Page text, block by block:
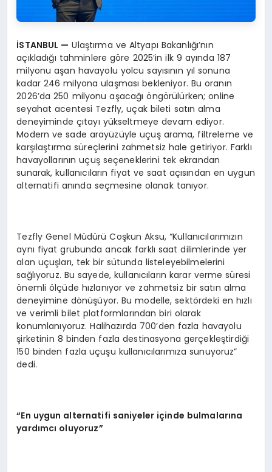
İSTANBUL — Ulaştırma ve Altyapı Bakanlığı’nın
açıkladığı tahminlere göre 2025’in ilk 9 ayında 187
milyonu aşan havayolu yolcu sayısının yıl sonuna
kadar 246 milyona ulaşması bekleniyor. Bu oranın
2026’da 250 milyonu aşacağı öngörülürken; online
seyahat acentesi Tezfly, uçak bileti satın alma
deneyiminde çıtayı yükseltmeye devam ediyor.
Modern ve sade arayüzüyle uçuş arama, filtreleme ve
karşılaştırma süreçlerini zahmetsiz hale getiriyor. Farklı
havayollarının uçuş seçeneklerini tek ekrandan
sunarak, kullanıcıların fiyat ve saat açısından en uygun
alternatifi anında seçmesine olanak tanıyor.
Tezfly Genel Müdürü Coşkun Aksu, “Kullanıcılarımızın
aynı fiyat grubunda ancak farklı saat dilimlerinde yer
alan uçuşları, tek bir sütunda listeleyebilmelerini
sağlıyoruz. Bu sayede, kullanıcıların karar verme süresi
önemli ölçüde hızlanıyor ve zahmetsiz bir satın alma
deneyimine dönüşüyor. Bu modelle, sektördeki en hızlı
ve verimli bilet platformlarından biri olarak
konumlanıyoruz. Halihazırda 700’den fazla havayolu
şirketinin 8 binden fazla destinasyona gerçekleştirdiği
150 binden fazla uçuşu kullanıcılarımıza sunuyoruz”
dedi.
“En uygun alternatifi saniyeler içinde bulmalarına
yardımcı oluyoruz”